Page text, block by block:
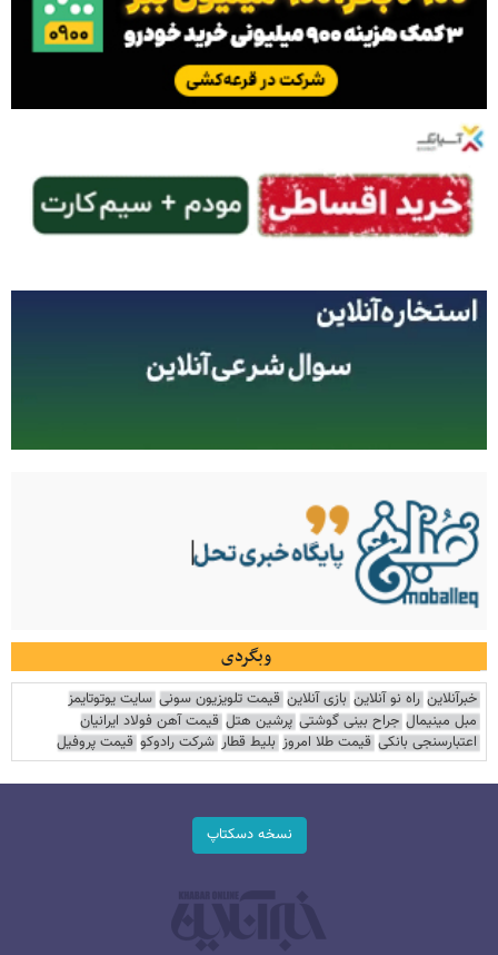
وبگردی
خبرآنلاین راه نو آنلاین بازی آنلاین قیمت تلویزیون سونی سایت یوتوتایمز
مبل مینیمال جراح بینی گوشتی پرشین هتل قیمت آهن فولاد ایرانیان
اعتبارسنجی بانکی قیمت طلا امروز بلیط قطار شرکت رادوکو قیمت پروفیل
نسخه دسکتاپ